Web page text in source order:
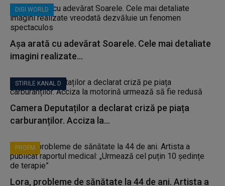
DIGI WORLD
Așa arată cu adevărat Soarele. Cele mai detaliate
imagini realizate...
STIRILE KANAL D
Camera Deputaților a declarat criză pe piața
carburanților. Acciza la...
PROFM
Lora, probleme de sănătate la 44 de ani. Artista a